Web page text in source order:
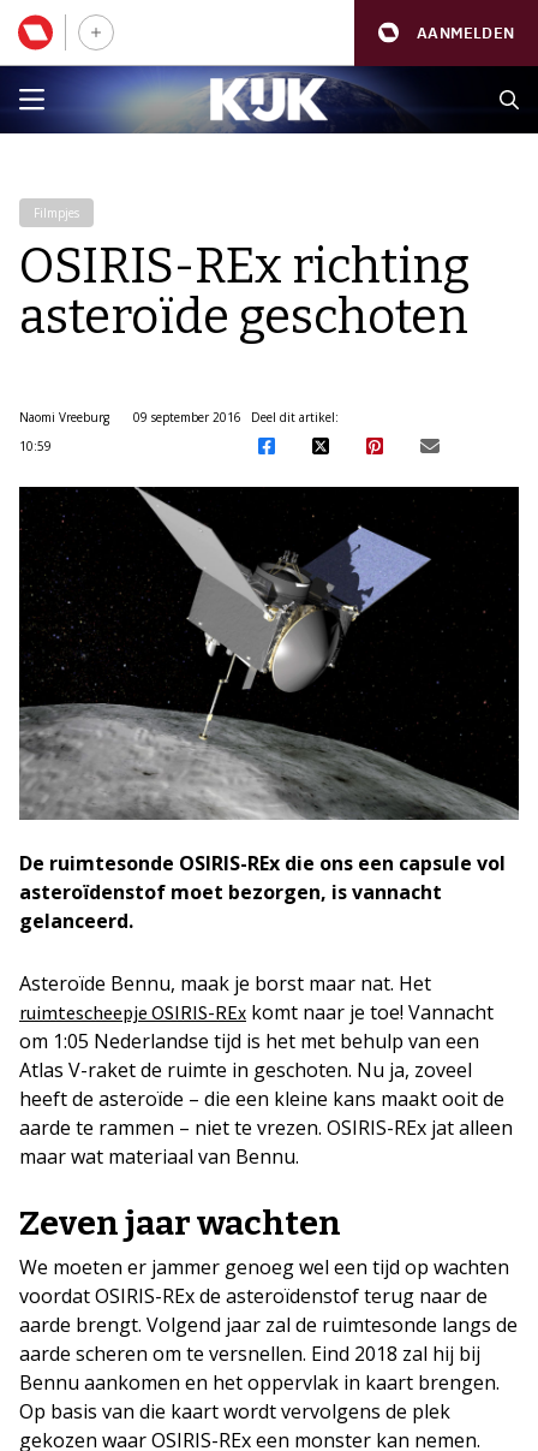
AANMELDEN
Filmpjes
OSIRIS-REx richting
asteroïde geschoten
Naomi Vreeburg
09 september 2016
10:59
Deel dit artikel:
De ruimtesonde OSIRIS-REx die ons een capsule vol
asteroïdenstof moet bezorgen, is vannacht
gelanceerd.
Asteroïde Bennu, maak je borst maar nat. Het
ruimtescheepje OSIRIS-REx komt naar je toe! Vannacht
om 1:05 Nederlandse tijd is het met behulp van een
Atlas V-raket de ruimte in geschoten. Nu ja, zoveel
heeft de asteroïde – die een kleine kans maakt ooit de
aarde te rammen – niet te vrezen. OSIRIS-REx jat alleen
maar wat materiaal van Bennu.
Zeven jaar wachten
We moeten er jammer genoeg wel een tijd op wachten
voordat OSIRIS-REx de asteroïdenstof terug naar de
aarde brengt. Volgend jaar zal de ruimtesonde langs de
aarde scheren om te versnellen. Eind 2018 zal hij bij
Bennu aankomen en het oppervlak in kaart brengen.
Op basis van die kaart wordt vervolgens de plek
gekozen waar OSIRIS-REx een monster kan nemen.